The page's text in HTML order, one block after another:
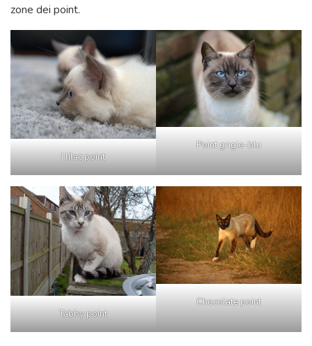
zone dei point.
I lilac point
Point grigio-blu
Tabby point
Chocolate point